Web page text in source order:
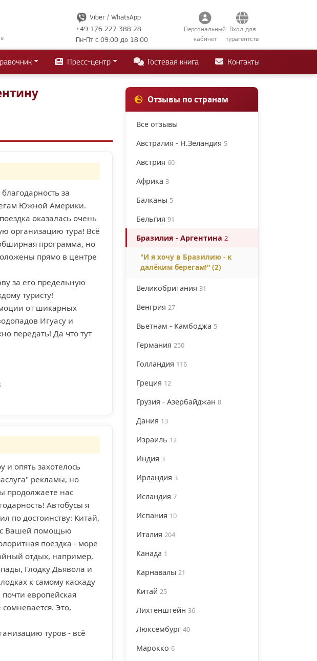
Viber / WhatsApp
+49 176 227 388 28
Пн-Пт с 09:00 до 18:00
Персональный
кабинет
Вход для
турагентств
Пресс-центр Гостевая книга Контакты
за
Южной Америки.
оказалась очень
организацию тура! Всё
программа, но
прямо в центре
за его предельную
туристу!
от шикарных
Игуасу и
передать! Да что тут
и опять захотелось
рекламы, но
продолжаете нас
Автобусы я
по достоинству: Китай,
с Вашей помощью
поездка - море
отдых, например,
Глодку Дьявола и
к самому каскаду
европейская
Это,
туров - всё
Отзывы по странам
Все отзывы
Австралия - Н.Зеландия 5
Австрия 60
Африка 3
Балканы 5
Бельгия 91
Бразилия - Аргентина 2
"И я хочу в Бразилию - к
далёким берегам!" (2)
Великобритания 31
Венгрия 27
Вьетнам - Камбоджа 5
Германия 250
Голландия 116
Греция 12
Грузия - Азербайджан 8
Дания 13
Израиль 12
Индия 3
Ирландия 3
Исландия 7
Испания 10
Италия 204
Канада 1
Карнавалы 21
Китай 25
Лихтенштейн 36
Люксембург 40
Марокко 6